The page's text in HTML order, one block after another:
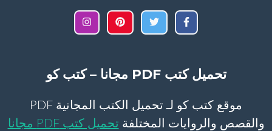
تحميل كتب PDF مجانا – كتب كو
موقع كتب كو لـ تحميل الكتب المجانية PDF
والقصص والروايات المختلفة
تحميل كتب PDF مجانا